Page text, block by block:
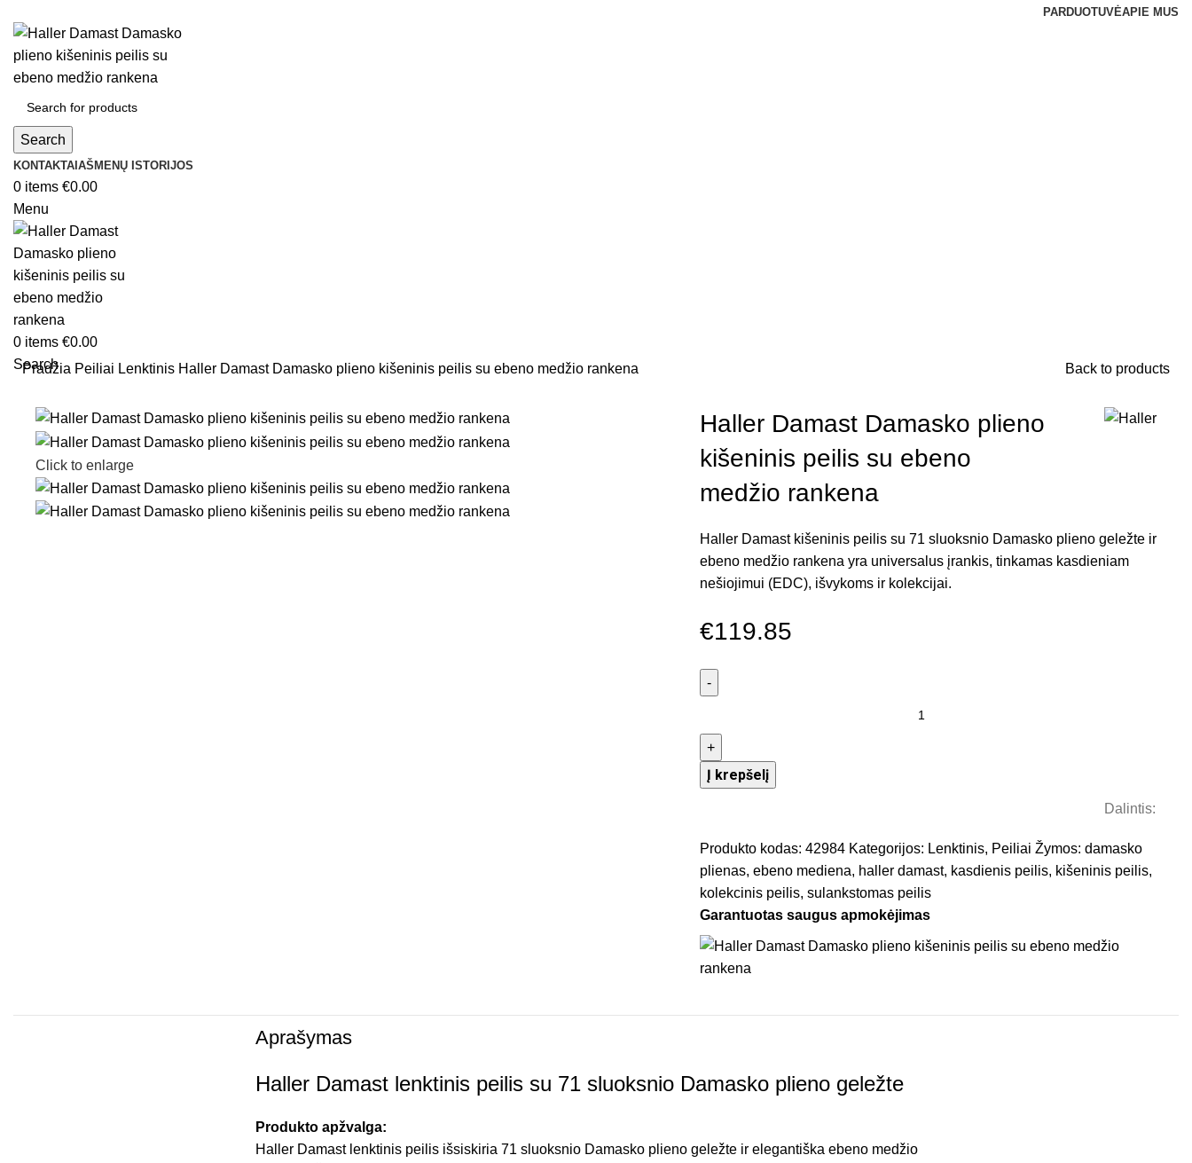
PARDUOTUVĖAPIE MUS
Search
KONTAKTAI AŠMENŲ ISTORIJOS
0 items €0.00
Menu
0 items €0.00
Search
Pradžia Peiliai Lenktinis Haller Damast Damasko plieno kišeninis peilis su ebeno medžio rankena Back to products
Click to enlarge
Haller Damast Damasko plieno
kišeninis peilis su ebeno
medžio rankena
Haller Damast kišeninis peilis su 71 sluoksnio Damasko plieno geležte ir
ebeno medžio rankena yra universalus įrankis, tinkamas kasdieniam
nešiojimui (EDC), išvykoms ir kolekcijai.
€119.85
Į krepšelį
Dalintis:
Produkto kodas: 42984 Kategorijos: Lenktinis, Peiliai Žymos: damasko
plienas, ebeno mediena, haller damast, kasdienis peilis, kišeninis peilis,
kolekcinis peilis, sulankstomas peilis
Garantuotas saugus apmokėjimas
Aprašymas
Haller Damast lenktinis peilis su 71 sluoksnio Damasko plieno geležte
Produkto apžvalga:
Haller Damast lenktinis peilis išsiskiria 71 sluoksnio Damasko plieno geležte ir elegantiška ebeno medžio